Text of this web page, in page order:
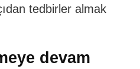
tedbirler almak
devam